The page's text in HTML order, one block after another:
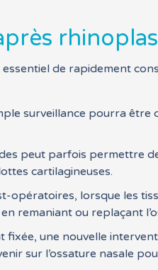
essentiel de rapidement
surveillance pourra être
peut parfois permettre
cartilagineuses.
opératoires, lorsque les
remaniant ou replaçant
fixée, une nouvelle
sur l’ossature nasale